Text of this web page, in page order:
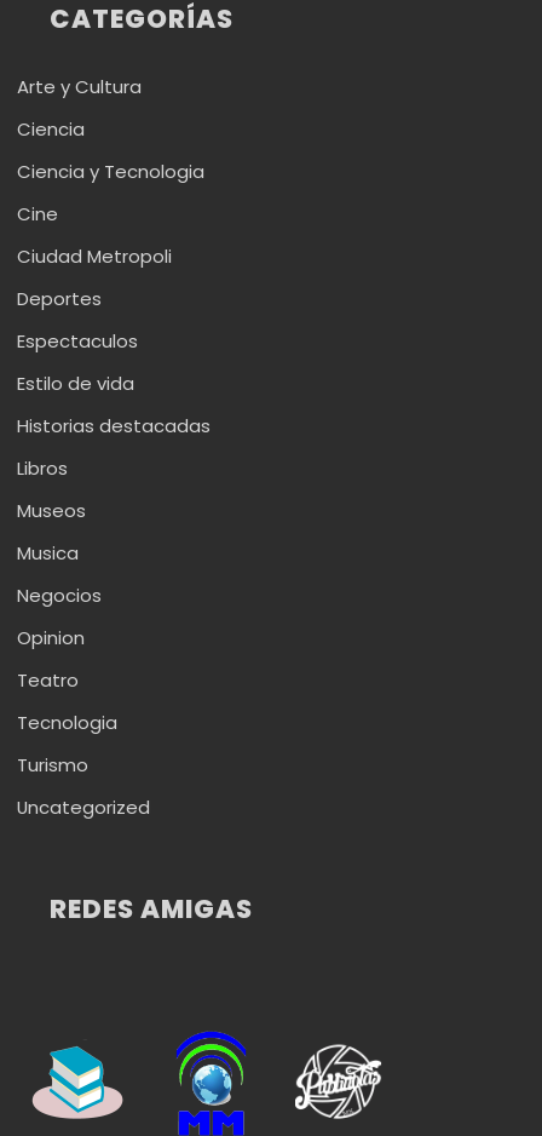
CATEGORÍAS
Arte y Cultura
Ciencia
Ciencia y Tecnologia
Cine
Ciudad Metropoli
Deportes
Espectaculos
Estilo de vida
Historias destacadas
Libros
Museos
Musica
Negocios
Opinion
Teatro
Tecnologia
Turismo
Uncategorized
REDES AMIGAS